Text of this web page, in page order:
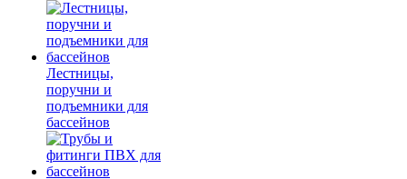
Лестницы,
поручни и
подъемники для
бассейнов